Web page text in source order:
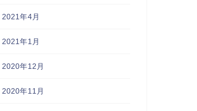
2021年4月
2021年1月
2020年12月
2020年11月